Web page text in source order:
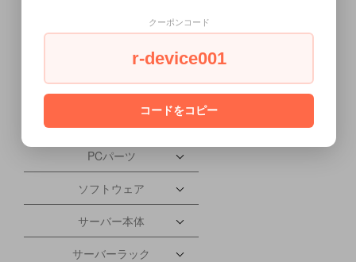
ワークステーション本体
液晶ディスプレイ
会社概要
PCパーツ
ソフトウェア
サーバー本体
サーバーラック
クーポンコード
r-device001
コードをコピー